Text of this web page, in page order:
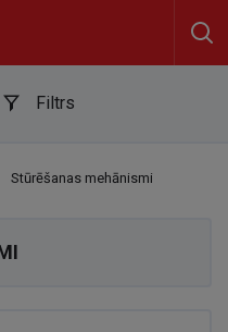
Filtrs
Stūrēšanas mehānismi